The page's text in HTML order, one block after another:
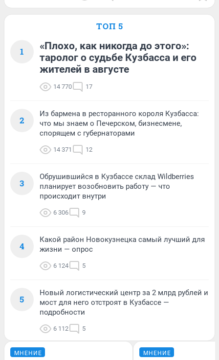
ТОП 5
1
«Плохо, как никогда до этого»:
таролог о судьбе Кузбасса и его
жителей в августе
14 770 17
2
Из бармена в ресторанного короля Кузбасса:
что мы знаем о Печерском, бизнесмене,
спорящем с губернаторами
14 371 12
3
Обрушившийся в Кузбассе склад Wildberries
планирует возобновить работу — что
происходит внутри
6 306 9
4
Какой район Новокузнецка самый лучший для
жизни — опрос
6 124 5
5
Новый логистический центр за 2 млрд рублей и
мост для него отстроят в Кузбассе —
подробности
6 112 5
МНЕНИЕ МНЕНИЕ